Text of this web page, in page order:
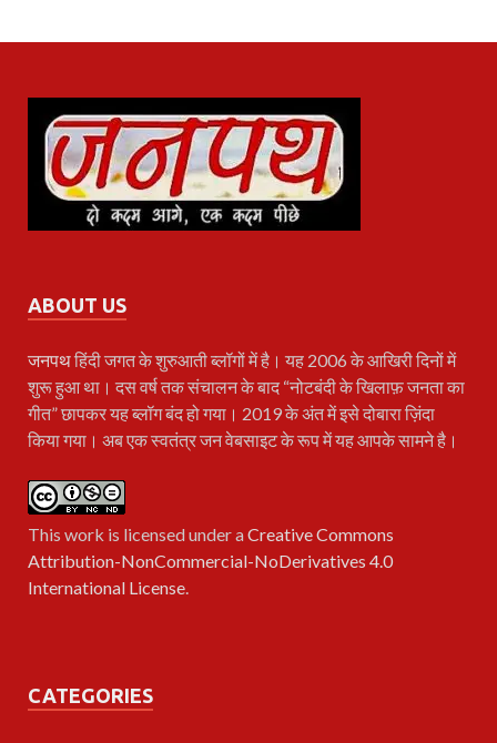
ABOUT US
जनपथहिंदी जगत के शुरुआती ब्लॉगों में है। यह 2006 के आखिरी दिनों में
शुरू हुआ था। दस वर्ष तक संचालन के बाद “नोटबंदी के खिलाफ़ जनता का
गीत” छापकर यह ब्लॉग बंद हो गया। 2019 के अंत में इसे दोबारा ज़िंदा
किया गया। अब एक स्वतंत्र जन वेबसाइट के रूप में यह आपके सामने है।
This work is licensed under aCreative Commons
Attribution-NonCommercial-NoDerivatives 4.0
International License.
CATEGORIES